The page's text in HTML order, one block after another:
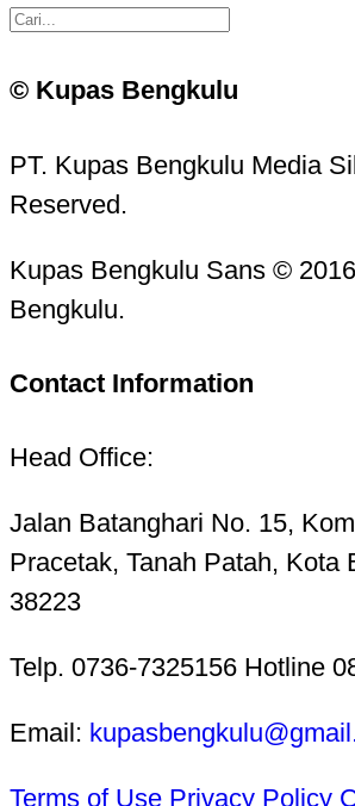
© Kupas Bengkulu
PT. Kupas Bengkulu Media
Reserved.
Kupas Bengkulu Sans ©
Bengkulu.
Contact Information
Head Office:
Jalan Batanghari No. 15,
Pracetak, Tanah Patah, Kota
38223
Telp. 0736-7325156 Hotline
Email:
Terms of Use Privacy Policy